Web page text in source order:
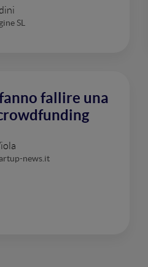
SL
fallire una
news.it